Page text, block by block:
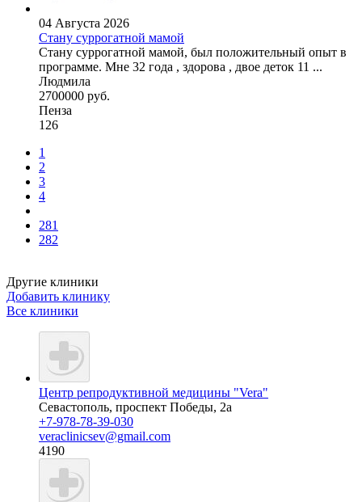
04 Августа 2026
Стану суррогатной мамой
Стану суррогатной мамой, был положительный опыт в
программе. Мне 32 года , здорова , двое деток 11 ...
Людмила
2700000 руб.
Пенза
126
1
2
3
4
281
282
Другие клиники
Добавить клинику
Все клиники
Центр репродуктивной медицины "Vera"
Севастополь, проспект Победы, 2а
+7-978-78-39-030
veraclinicsev@gmail.com
4190